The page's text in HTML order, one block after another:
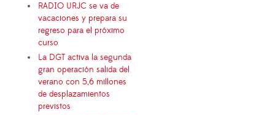
RADIO URJC se va de
vacaciones y prepara su
regreso para el próximo
curso
La DGT activa la segunda
gran operación salida del
verano con 5,6 millones
de desplazamientos
previstos